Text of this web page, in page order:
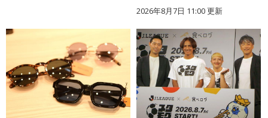
2026年8月7日 11:00更新